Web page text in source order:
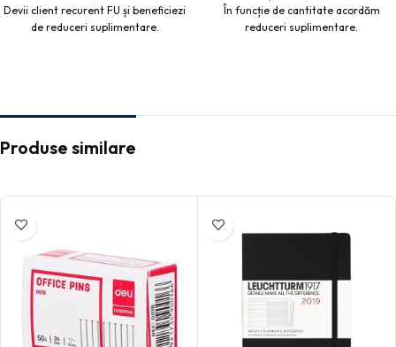
Devii client recurent FU și beneficiezi
de reduceri suplimentare.
În funcție de cantitate acordăm
reduceri suplimentare.
Produse similare